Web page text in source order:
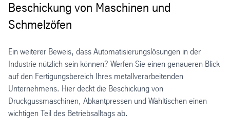
Beschickung von Maschinen und
Schmelzöfen
Ein weiterer Beweis, dass Automatisierungslösungen in der
Industrie nützlich sein können? Werfen Sie einen genaueren Blick
auf den Fertigungsbereich Ihres metallverarbeitenden
Unternehmens. Hier deckt die Beschickung von
Druckgussmaschinen, Abkantpressen und Wähltischen einen
wichtigen Teil des Betriebsalltags ab.